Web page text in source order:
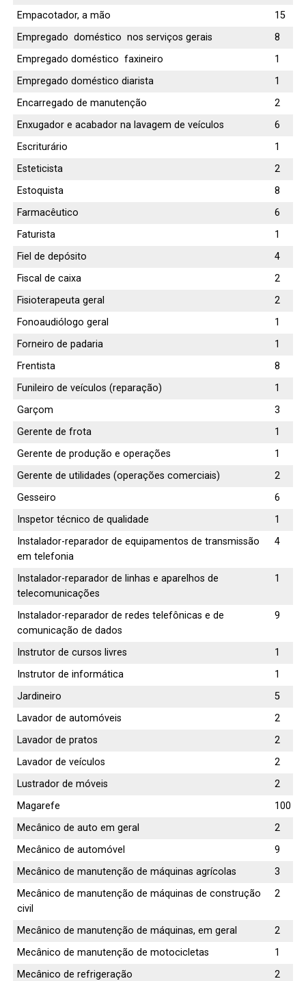
Empacotador, a mão
15
Empregado doméstico nos serviços gerais
8
Empregado doméstico faxineiro
1
Empregado doméstico diarista
1
Encarregado de manutenção
2
Enxugador e acabador na lavagem de veículos
6
Escriturário
1
Esteticista
2
Estoquista
8
Farmacêutico
6
Faturista
1
Fiel de depósito
4
Fiscal de caixa
2
Fisioterapeuta geral
2
Fonoaudiólogo geral
1
Forneiro de padaria
1
Frentista
8
Funileiro de veículos (reparação)
1
Garçom
3
Gerente de frota
1
Gerente de produção e operações
1
Gerente de utilidades (operações comerciais)
2
Gesseiro
6
Inspetor técnico de qualidade
1
Instalador-reparador de equipamentos de transmissão
em telefonia
4
Instalador-reparador de linhas e aparelhos de
telecomunicações
1
Instalador-reparador de redes telefônicas e de
comunicação de dados
9
Instrutor de cursos livres
1
Instrutor de informática
1
Jardineiro
5
Lavador de automóveis
2
Lavador de pratos
2
Lavador de veículos
2
Lustrador de móveis
2
Magarefe
100
Mecânico de auto em geral
2
Mecânico de automóvel
9
Mecânico de manutenção de máquinas agrícolas
3
Mecânico de manutenção de máquinas de construção
civil
2
Mecânico de manutenção de máquinas, em geral
2
Mecânico de manutenção de motocicletas
1
Mecânico de refrigeração
2